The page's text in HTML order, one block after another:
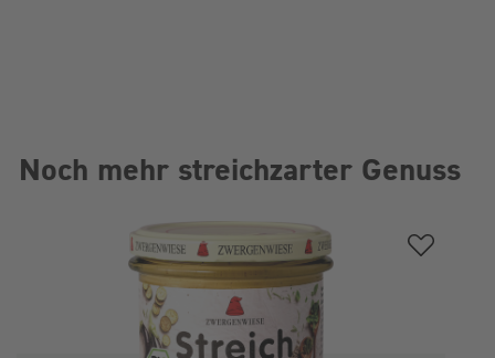
Noch mehr streichzarter Genuss